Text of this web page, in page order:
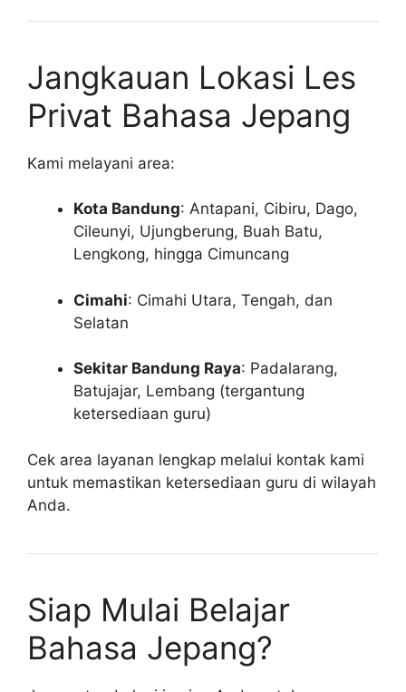
Jangkauan Lokasi Les
Privat Bahasa Jepang
Kami melayani area:
Kota Bandung: Antapani, Cibiru, Dago,
Cileunyi, Ujungberung, Buah Batu,
Lengkong, hingga Cimuncang
Cimahi: Cimahi Utara, Tengah, dan
Selatan
Sekitar Bandung Raya: Padalarang,
Batujajar, Lembang (tergantung
ketersediaan guru)
Cek area layanan lengkap melalui kontak kami
untuk memastikan ketersediaan guru di wilayah
Anda.
Siap Mulai Belajar
Bahasa Jepang?